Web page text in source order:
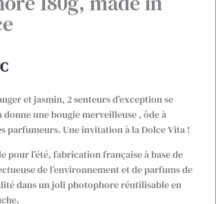
et jasmin, 2 senteurs d’exception se
une bougie merveilleuse , ôde à
parfumeurs. Une invitation à la Dolce Vita !
pour l’été, fabrication française à base de
de l’environnement et de parfums de
dans un joli photophore réutilisable en